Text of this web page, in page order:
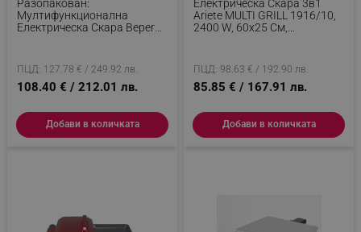
Разопакован:
Мултифункционална
Електрическа Скара Beper
ПЦД: 127.78 € / 249.92 лв.
108.40 € / 212.01 лв.
Добави в количката
Електрическа Скара 3в1
Ariete MULTI GRILL 1916/10,
2400 W, 60x25 См,
ПЦД: 98.63 € / 192.90 лв.
85.85 € / 167.91 лв.
Добави в количката